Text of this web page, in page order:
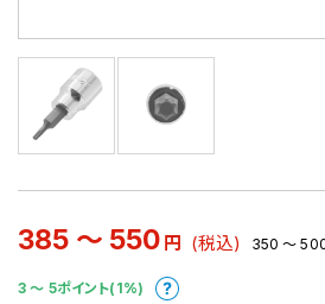
385 ～ 550 円 (税込) 350 ～
3 〜 5ポイント(1%)